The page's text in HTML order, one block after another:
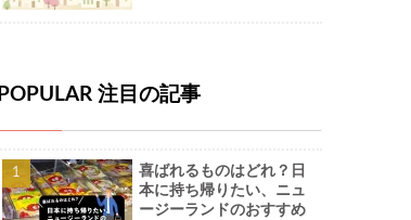
POPULAR 注目の記事
喜ばれるものはどれ？日
本に持ち帰りたい、ニュ
ージーランドのおすすめ